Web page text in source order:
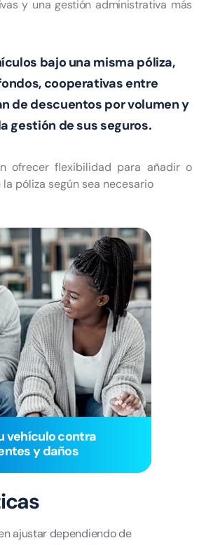
y una gestión administrativa más
bajo una misma póliza,
cooperativas entre
de descuentos por volumen y
gestión de sus seguros.
ofrecer flexibilidad para añadir o
póliza según sea necesario
vehículo contra
y daños
ajustar dependiendo de